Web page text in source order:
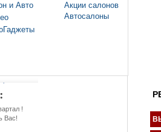
и Авто
Акции салонов
Автосалоны
!
Вас!